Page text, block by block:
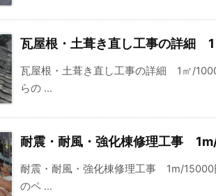
瓦屋根・土葺き直し工事の詳細
瓦屋根・土葺き直し工事の詳細 1㎡/
らの ...
耐震・耐風・強化棟修理工事
耐震・耐風・強化棟修理工事 1m/15000
のペ ...